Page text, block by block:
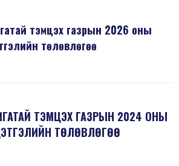
тэмцэх газрын 2026 оны
төлөвлөгөө
ТЭМЦЭХ ГАЗРЫН 2024 ОНЫ
ТӨЛӨВЛӨГӨӨ